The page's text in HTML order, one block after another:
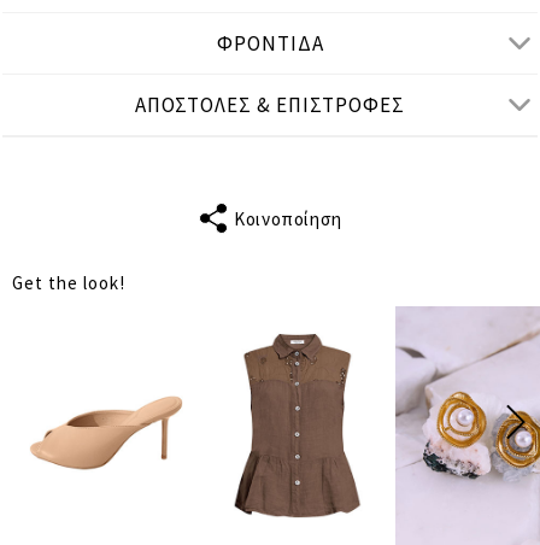
in
ΠΕΡΙΦΕΡΕΙΑ
ΜΗΚΟΣ ΠΑΤΖΑΚΙ
One Size
66
85
54
ΦΡΟΝΤΙΔΑ
ΑΠΟΣΤΟΛΕΣ & ΕΠΙΣΤΡΟΦΕΣ
Κοινοποίηση
Get the look!